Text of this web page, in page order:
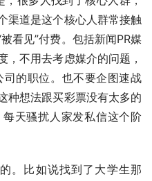
渠道是这个核心人群常接触
看见”付费。包括新闻PR媒
，不用去考虑媒介的问题，
的职位。也不要企图速战
种想法跟买彩票没有太多的
天骚扰人家发私信这个阶